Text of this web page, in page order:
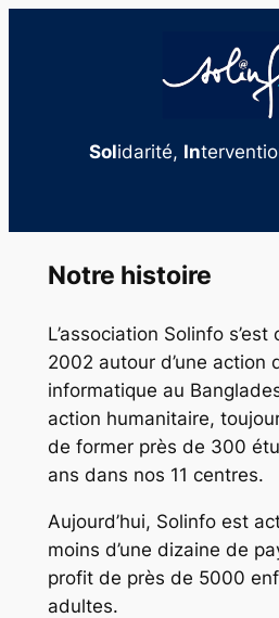
Solidarité, In
Notre histoire
L’association Solinfo
2002 autour d’une action
informatique au
action humanitaire,
de former près de 300
ans dans nos 11 centres.
Aujourd’hui, Solinfo est
moins d’une dizaine de
profit de près de 5000
adultes.